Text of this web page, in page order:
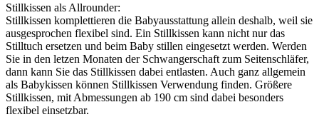
Stillkissen als Allrounder:
Stillkissen komplettieren die Babyausstattung allein deshalb, weil sie
ausgesprochen flexibel sind. Ein Stillkissen kann nicht nur das
Stilltuch ersetzen und beim Baby stillen eingesetzt werden. Werden
Sie in den letzen Monaten der Schwangerschaft zum Seitenschläfer,
dann kann Sie das Stillkissen dabei entlasten. Auch ganz allgemein
als Babykissen können Stillkissen Verwendung finden. Größere
Stillkissen, mit Abmessungen ab 190 cm sind dabei besonders
flexibel einsetzbar.